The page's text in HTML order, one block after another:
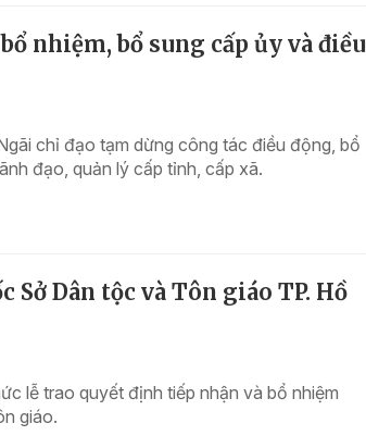
nhiệm, bổ sung cấp ủy và điều
chỉ đạo tạm dừng công tác điều động, bổ
đạo, quản lý cấp tỉnh, cấp xã.
Sở Dân tộc và Tôn giáo TP. Hồ
lễ trao quyết định tiếp nhận và bổ nhiệm
giáo.